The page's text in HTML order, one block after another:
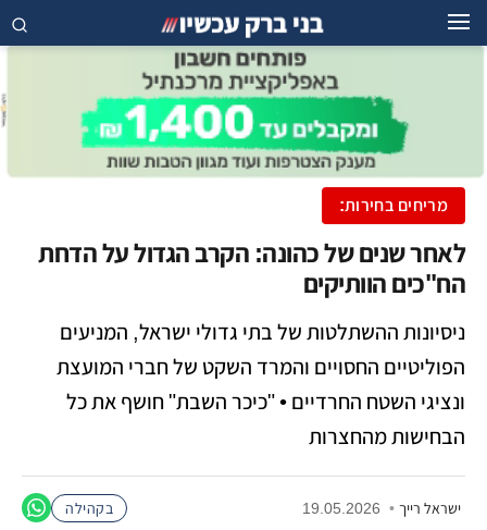
מריחים בחירות:
לאחר שנים של כהונה: הקרב הגדול על הדחת
הח"כים הוותיקים
ניסיונות ההשתלטות של בתי גדולי ישראל, המניעים
הפוליטיים החסויים והמרד השקט של חברי המועצת
ונציגי השטח החרדיים • "כיכר השבת" חושף את כל
הבחישות מהחצרות
ישראל רייך •
19.05.2026 בקהילה